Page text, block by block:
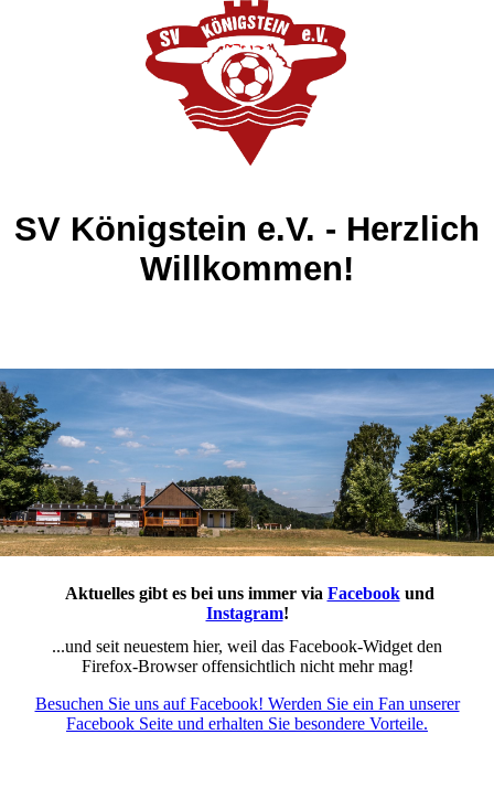
SV Königstein e.V. - Herzlich
Willkommen!
Aktuelles gibt es bei uns immer via Facebookund
Instagram!
...und seit neuestem hier, weil das Facebook-Widget den
Firefox-Browser offensichtlich nicht mehr mag!
Besuchen Sie uns auf Facebook! Werden Sie ein Fan unserer
Facebook Seite und erhalten Sie besondere Vorteile.